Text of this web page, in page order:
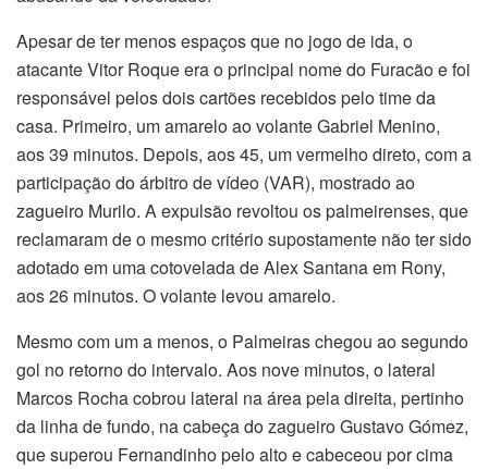
Apesar de ter menos espaços que no jogo de ida, o
atacante Vitor Roque era o principal nome do Furacão e foi
responsável pelos dois cartões recebidos pelo time da
casa. Primeiro, um amarelo ao volante Gabriel Menino,
aos 39 minutos. Depois, aos 45, um vermelho direto, com a
participação do árbitro de vídeo (VAR), mostrado ao
zagueiro Murilo. A expulsão revoltou os palmeirenses, que
reclamaram de o mesmo critério supostamente não ter sido
adotado em uma cotovelada de Alex Santana em Rony,
aos 26 minutos. O volante levou amarelo.
Mesmo com um a menos, o Palmeiras chegou ao segundo
gol no retorno do intervalo. Aos nove minutos, o lateral
Marcos Rocha cobrou lateral na área pela direita, pertinho
da linha de fundo, na cabeça do zagueiro Gustavo Gómez,
que superou Fernandinho pelo alto e cabeceou por cima